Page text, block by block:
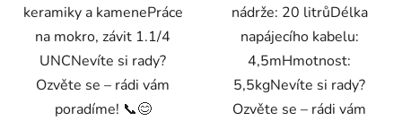
keramiky a kamenePráce
na mokro, závit 1.1/4
UNCNevíte si rady?
Ozvěte se – rádi vám
poradíme! 📞😊
nádrže: 20 litrůDélka
napájecího kabelu:
4,5mHmotnost:
5,5kgNevíte si rady?
Ozvěte se – rádi vám